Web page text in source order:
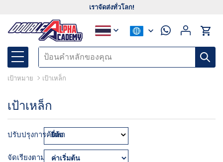
เราจัดส่งทั่วโลก!
เป้าหมาย เป้าเหล็ก
เป้าเหล็ก
ปรับปรุงการค้นหา
ยี่ห้อ
จัดเรียงตาม: